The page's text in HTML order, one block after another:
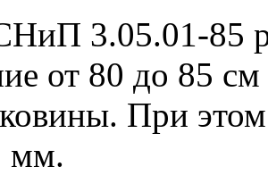
3.05.01-85
от 80 до 85
При
мм.